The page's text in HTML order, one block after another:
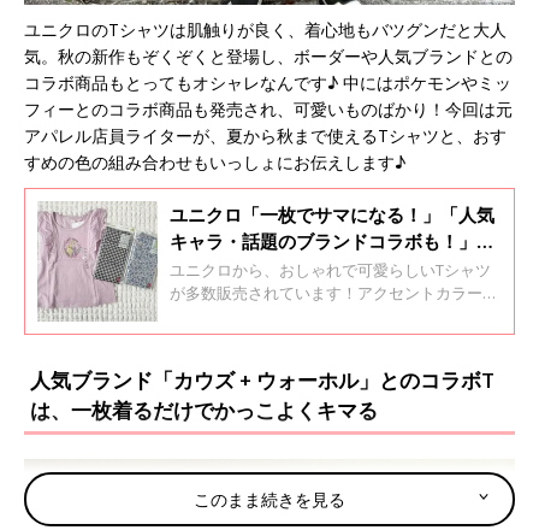
ユニクロのTシャツは肌触りが良く、着心地もバツグンだと大人
気。秋の新作もぞくぞくと登場し、ボーダーや人気ブランドとの
コラボ商品もとってもオシャレなんです♪ 中にはポケモンやミッ
フィーとのコラボ商品も発売され、可愛いものばかり！今回は元
アパレル店員ライターが、夏から秋まで使えるTシャツと、おす
すめの色の組み合わせもいっしょにお伝えします♪
ユニクロ「一枚でサマになる！」「人気
キャラ・話題のブランドコラボも！」激
かわTシャツ5選
ユニクロから、おしゃれで可愛らしいTシャツ
が多数販売されています！アクセントカラーを
ー、ちいかわ×サンリオとのコラボデザインな
かり♪ 今回はそんなユニクロの激かわTシャツ
をご紹介します。
人気ブランド「カウズ + ウォーホル」とのコラボT
は、一枚着るだけでかっこよくキマる
このまま続きを見る